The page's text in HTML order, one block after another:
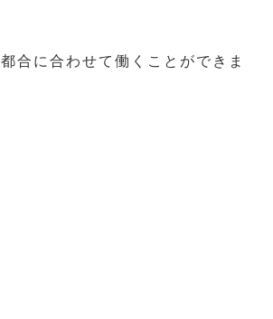
合に合わせて働くことができま